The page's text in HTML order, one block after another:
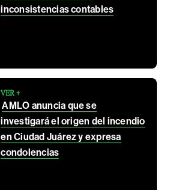
inconsistencias contables
VER +
AMLO anuncia que se
investigará el origen del incendio
en Ciudad Juárez y expresa
condolencias